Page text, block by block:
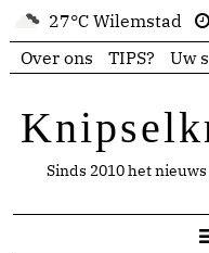
27°C Wilemstad
Over ons
TIPS? Uw
Sinds 2010 het